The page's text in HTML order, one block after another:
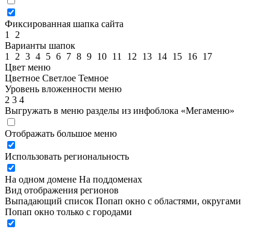
Фиксированная шапка сайта
1
2
Варианты шапок
1
2 3 4 5 6 7 8 9 10 11 12 13 14 15 16 17
Цвет меню
Цветное Светлое Темное
Уровень вложенности меню
2 3 4
Выгружать в меню разделы из инфоблока «Мегаменю»
Отображать большое меню
Использовать региональность
На одном домене На поддоменах
Вид отображения регионов
Выпадающий список Попап окно c областями, округами
Попап окно только с городами